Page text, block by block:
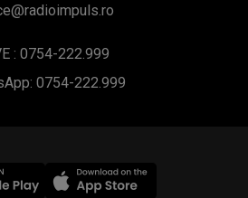
: 0754-222.999
0754-222.999